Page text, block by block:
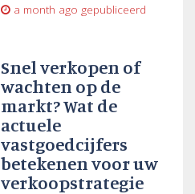
a month ago gepubliceerd
Snel verkopen of
wachten op de
markt? Wat de
actuele
vastgoedcijfers
betekenen voor uw
verkoopstrategie